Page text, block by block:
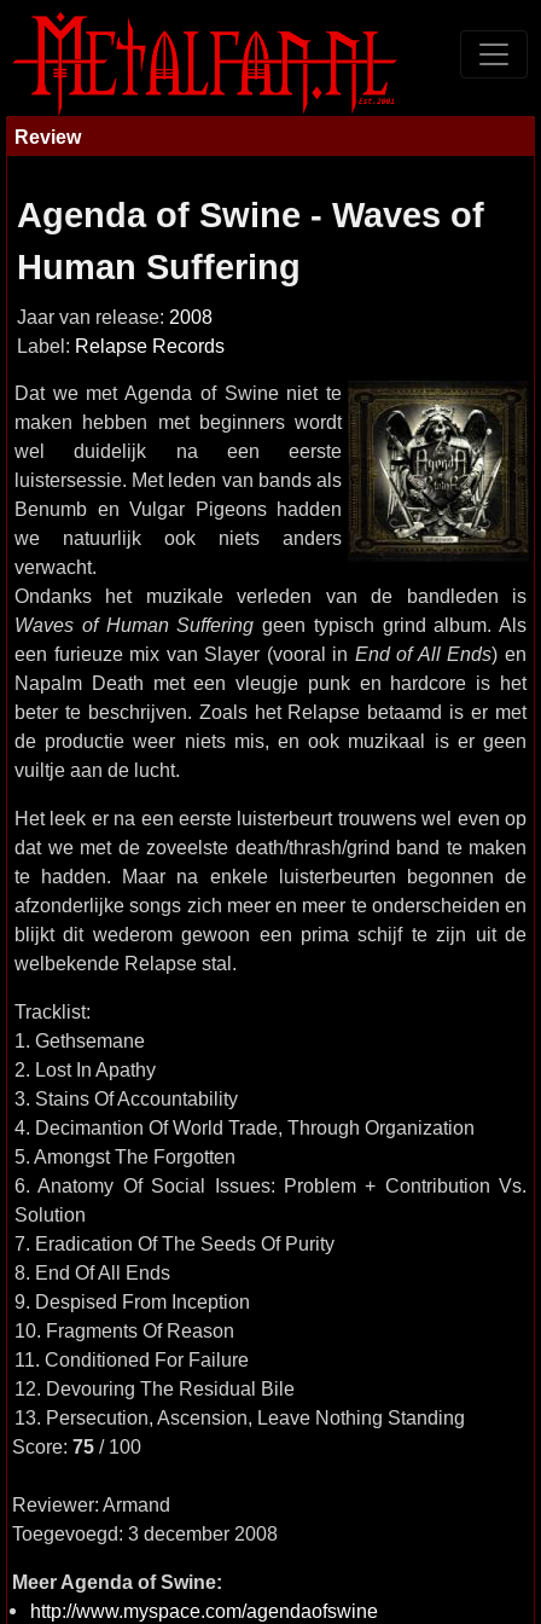
Review
Agenda of Swine - Waves of
Human Suffering
Jaar van release: 2008
Label: Relapse Records
Dat we met Agenda of Swine niet te
maken hebben met beginners wordt
wel duidelijk na een eerste
luistersessie. Met leden van bands als
Benumb en Vulgar Pigeons hadden
we natuurlijk ook niets anders
verwacht.
Ondanks het muzikale verleden van de bandleden is
Waves of Human Suffering geen typisch grind album. Als
een furieuze mix van Slayer (vooral in End of All Ends) en
Napalm Death met een vleugje punk en hardcore is het
beter te beschrijven. Zoals het Relapse betaamd is er met
de productie weer niets mis, en ook muzikaal is er geen
vuiltje aan de lucht.
Het leek er na een eerste luisterbeurt trouwens wel even op
dat we met de zoveelste death/thrash/grind band te maken
te hadden. Maar na enkele luisterbeurten begonnen de
afzonderlijke songs zich meer en meer te onderscheiden en
blijkt dit wederom gewoon een prima schijf te zijn uit de
welbekende Relapse stal.
Tracklist:
1. Gethsemane
2. Lost In Apathy
3. Stains Of Accountability
4. Decimantion Of World Trade, Through Organization
5. Amongst The Forgotten
6. Anatomy Of Social Issues: Problem + Contribution Vs.
Solution
7. Eradication Of The Seeds Of Purity
8. End Of All Ends
9. Despised From Inception
10. Fragments Of Reason
11. Conditioned For Failure
12. Devouring The Residual Bile
13. Persecution, Ascension, Leave Nothing Standing
Score: 75 / 100
Reviewer: Armand
Toegevoegd: 3 december 2008
Meer Agenda of Swine:
http://www.myspace.com/agendaofswine